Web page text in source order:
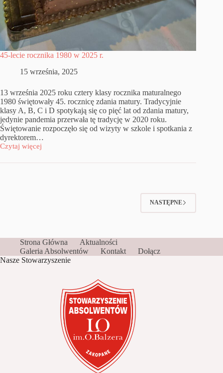
45-lecie rocznika 1980 w 2025 r.
15 września, 2025
13 września 2025 roku cztery klasy rocznika maturalnego
1980 świętowały 45. rocznicę zdania matury. Tradycyjnie
klasy A, B, C i D spotykają się co pięć lat od zdania matury,
jedynie pandemia przerwała tę tradycję w 2020 roku.
Świętowanie rozpoczęło się od wizyty w szkole i spotkania z
dyrektorem…
Czytaj więcej
45-
NASTĘPNE
Strona Główna
Aktualności
Galeria Absolwentów
Kontakt
Dołącz
Nasze Stowarzyszenie